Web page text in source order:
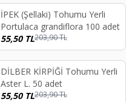
%73
İPEK (Şellaki) Tohumu Yerli
Portulaca grandiflora 100 adet
55,50TL203,90TL
%73
DİLBER KİRPİĞİ Tohumu Yerli
Aster L. 50 adet
55,50TL203,90TL